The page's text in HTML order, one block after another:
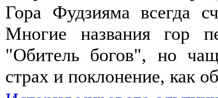
Гора Фудзияма всегда
Многие названия гор
"Обитель богов", но
страх и поклонение, как